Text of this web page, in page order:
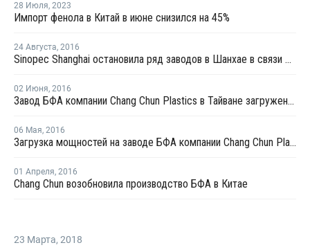
28 Июля, 2023
Импорт фенола в Китай в июне снизился на 45%
24 Августа, 2016
Sinopec Shanghai остановила ряд заводов в Шанхае в связи с проведением саммита G20 в начале сентября
02 Июня, 2016
Завод БФА компании Chang Chun Plastics в Тайване загружен в июне на 90%
06 Мая, 2016
Загрузка мощностей на заводе БФА компании Chang Chun Plastics в Китае составляет 90%
01 Апреля, 2016
Chang Chun возобновила производство БФА в Китае
23 Марта, 2018